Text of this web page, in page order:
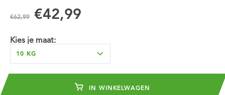
€62,99 €42,99
Kies je maat:
10 KG
IN WINKELWAGEN